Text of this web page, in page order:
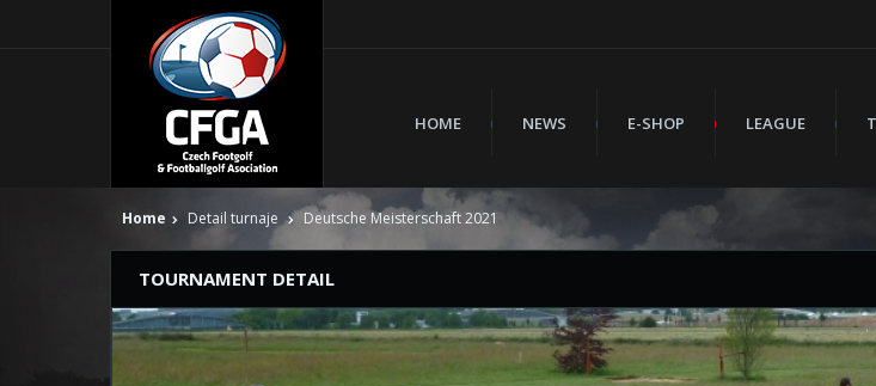
HOME NEWS E-SHOP LEAGUE
Home Detail turnaje Deutsche Meisterschaft 2021
TOURNAMENT DETAIL